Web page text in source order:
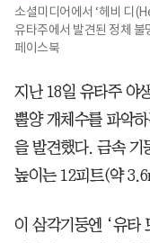
소셜미디어에서 ‘헤비 디
유타주에서 발견된 정체 불
페이스북
지난 18일 유타주 야
뿔양 개체수를 파악
을 발견했다. 금속 기
높이는 12피트(약
이 삼각기둥엔 ‘유타